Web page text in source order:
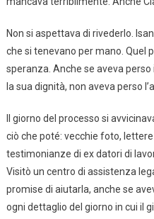
Non si aspettava di rivederlo.
che si tenevano per mano. Quel
speranza. Anche se aveva
la sua dignità, non aveva perso
Il giorno del processo si
ciò che poté: vecchie foto,
testimonianze di ex datori di
Visitò un centro di assistenza
promise di aiutarla, anche se
ogni dettaglio del giorno in cui il